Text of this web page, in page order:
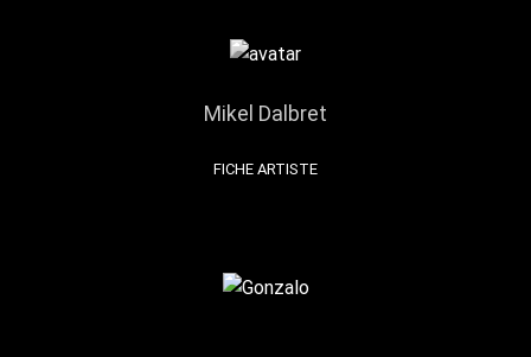
Mikel Dalbret
FICHE ARTISTE